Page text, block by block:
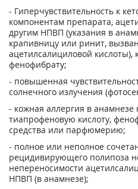
- Гиперчувствительность к
компонентам препарата,
другим НПВП (указания в
крапивницу или ринит,
ацетилсалициловой кислоты),
фенофибрату;
- повышенная
солнечного излучения
- кожная аллергия в анамнезе
тиапрофеновую кислоту,
средства или парфюмерию;
- полное или неполное
рецидивирующего полипоза
непереносимости
НПВП (в анамнезе);